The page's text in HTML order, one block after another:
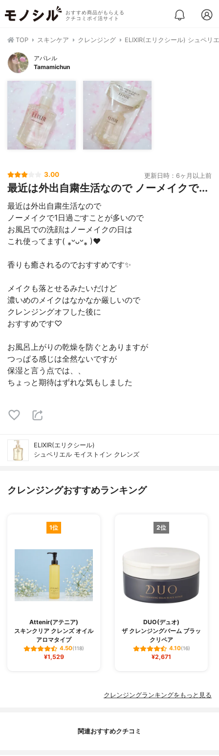
おすすめ商品がもらえる
クチコミポイ活サイト
TOP スキンケア クレンジング ELIXIR(エリクシール) シュペリ
アパレル
Tamamichun
3.00 更新日時：6ヶ月以上前
最近は外出自粛生活なので ノーメイクで...
最近は外出自粛生活なので
ノーメイクで1日過ごすことが多いので
お風呂での洗顔はノーメイクの日は
これ使ってます( ⁎ᵕᴗᵕ⁎ )❤︎
香りも癒されるのでおすすめです✨
メイクも落とせるみたいだけど
濃いめのメイクはなかなか厳しいので
クレンジングオフした後に
おすすめです♡
お風呂上がりの乾燥を防ぐとありますが
つっぱる感じは全然ないですが
保湿と言う点では、、
ちょっと期待はずれな気もしました
ELIXIR(エリクシール)
シュペリエル モイストイン クレンズ
クレンジングおすすめランキング
1位
Attenir(アテニア)
スキンクリア クレンズ オイル
アロマタイプ
4.50(118)
¥1,529
2位
DUO(デュオ)
ザ クレンジングバーム ブラッ
クリペア
4.10(16)
¥2,671
クレンジングランキングをもっと見る
関連おすすめクチコミ